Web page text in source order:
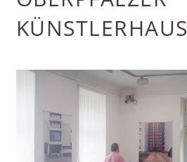
KÜNSTLERHAUS